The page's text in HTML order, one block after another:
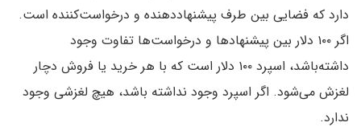
دارد که فضایی بین طرف پیشنهاددهنده و درخواست‌کننده است.
اگر ۱۰۰ دلار بین پیشنهادها و درخواست‌ها تفاوت وجود
داشته‌باشد، اسپرد ۱۰۰ دلار است که با هر خرید یا فروش دچار
لغزش می‌شود. اگر اسپرد وجود نداشته‌ باشد، هیچ لغزشی وجود
ندارد.